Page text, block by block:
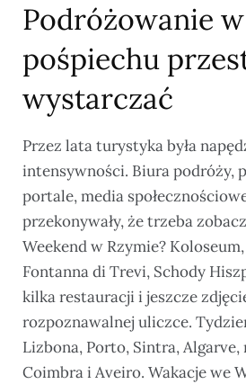
Podróżowanie w
pośpiechu
wystarczać
Przez lata turystyka była
intensywności. Biura podróży,
portale, media
przekonywały, że trzeba
Weekend w Rzymie?
Fontanna di Trevi, Schody
kilka restauracji i jeszcze
rozpoznawalnej uliczce.
Lizbona, Porto, Sintra, Algarve,
Coimbra i Aveiro. Wakacje we